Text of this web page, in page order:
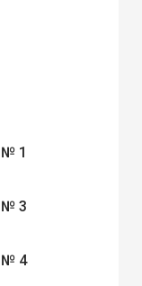
№ 1
№ 3
№ 4